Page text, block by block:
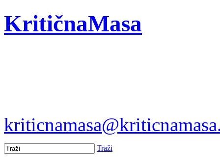
KritičnaMasa
Traži